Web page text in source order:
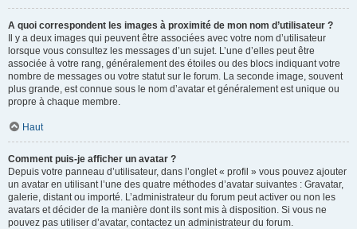
A quoi correspondent les images à proximité de mon nom d’utilisateur ?
Il y a deux images qui peuvent être associées avec votre nom d’utilisateur
lorsque vous consultez les messages d’un sujet. L’une d’elles peut être
associée à votre rang, généralement des étoiles ou des blocs indiquant votre
nombre de messages ou votre statut sur le forum. La seconde image, souvent
plus grande, est connue sous le nom d’avatar et généralement est unique ou
propre à chaque membre.
Haut
Comment puis-je afficher un avatar ?
Depuis votre panneau d’utilisateur, dans l’onglet « profil » vous pouvez ajouter
un avatar en utilisant l’une des quatre méthodes d’avatar suivantes : Gravatar,
galerie, distant ou importé. L’administrateur du forum peut activer ou non les
avatars et décider de la manière dont ils sont mis à disposition. Si vous ne
pouvez pas utiliser d’avatar, contactez un administrateur du forum.